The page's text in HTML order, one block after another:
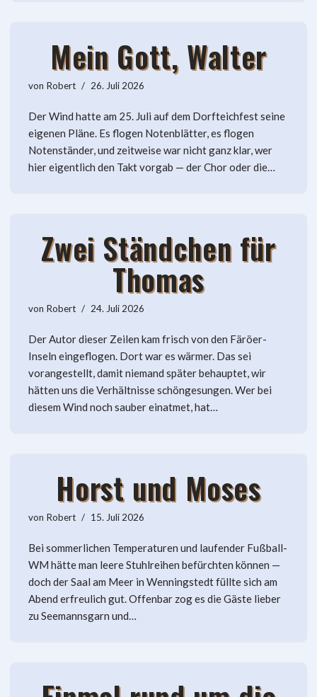
Mein Gott, Walter
von Robert 26. Juli 2026
Der Wind hatte am 25. Juli auf dem Dorfteichfest seine
eigenen Pläne. Es flogen Notenblätter, es flogen
Notenständer, und zeitweise war nicht ganz klar, wer
hier eigentlich den Takt vorgab — der Chor oder die…
Zwei Ständchen für
Thomas
von Robert 24. Juli 2026
Der Autor dieser Zeilen kam frisch von den Färöer-
Inseln eingeflogen. Dort war es wärmer. Das sei
vorangestellt, damit niemand später behauptet, wir
hätten uns die Verhältnisse schöngesungen. Wer bei
diesem Wind noch sauber einatmet, hat…
Horst und Moses
von Robert 15. Juli 2026
Bei sommerlichen Temperaturen und laufender Fußball-
WM hätte man leere Stuhlreihen befürchten können —
doch der Saal am Meer in Wenningstedt füllte sich am
Abend erfreulich gut. Offenbar zog es die Gäste lieber
zu Seemannsgarn und…